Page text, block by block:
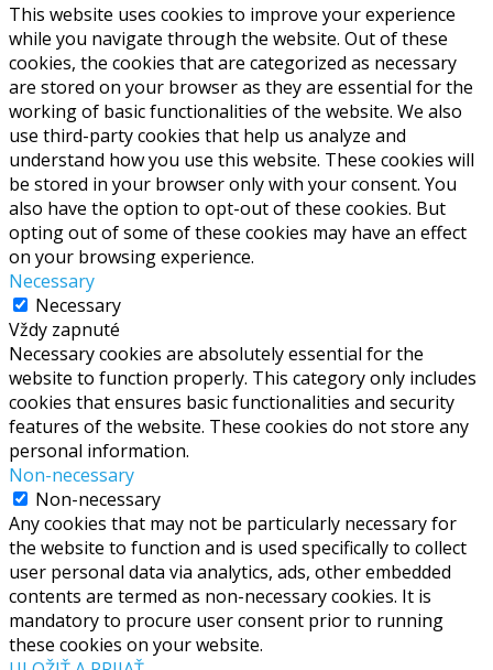
This website uses cookies to improve your experience
while you navigate through the website. Out of these
cookies, the cookies that are categorized as necessary
are stored on your browser as they are essential for the
working of basic functionalities of the website. We also
use third-party cookies that help us analyze and
understand how you use this website. These cookies will
be stored in your browser only with your consent. You
also have the option to opt-out of these cookies. But
opting out of some of these cookies may have an effect
on your browsing experience.
Necessary
Necessary
Vždy zapnuté
Necessary cookies are absolutely essential for the
website to function properly. This category only includes
cookies that ensures basic functionalities and security
features of the website. These cookies do not store any
personal information.
Non-necessary
Non-necessary
Any cookies that may not be particularly necessary for
the website to function and is used specifically to collect
user personal data via analytics, ads, other embedded
contents are termed as non-necessary cookies. It is
mandatory to procure user consent prior to running
these cookies on your website.